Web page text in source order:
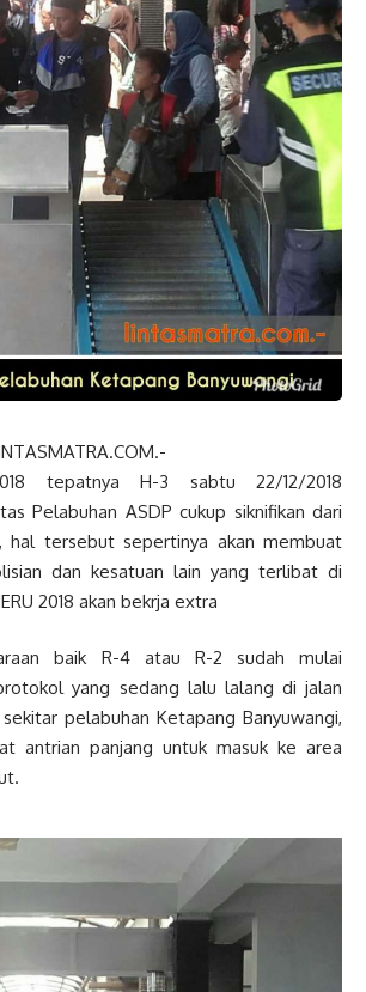
tepatnya H-3 sabtu 22/12/2018
Pelabuhan ASDP cukup siknifikan dari
hal tersebut sepertinya akan membuat
dan kesatuan lain yang terlibat di
2018 akan bekrja extra
baik R-4 atau R-2 sudah mulai
yang sedang lalu lalang di jalan
pelabuhan Ketapang Banyuwangi,
antrian panjang untuk masuk ke area